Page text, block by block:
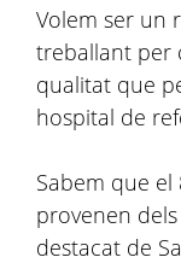
Volem ser un
treballant per
qualitat que
hospital de
Sabem que el
provenen
destacat de